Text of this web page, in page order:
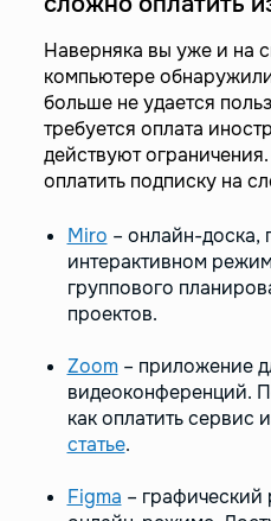
Наверняка вы уже и на
компьютере
больше не удается
требуется оплата
действуют
оплатить подписку на
Miro – онлайн-доска,
интерактивном
группового
проектов.
Zoom– приложение
видеоконференций.
как оплатить сервис
статье.
Figma – графический